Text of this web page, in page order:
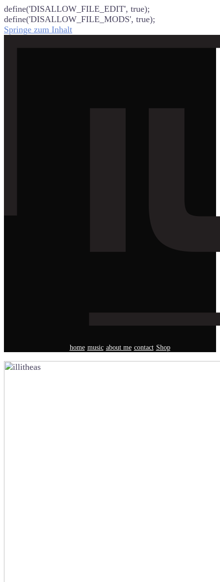
define('DISALLOW_FILE_EDIT', true);
define('DISALLOW_FILE_MODS', true);
Springe zum Inhalt
home music about me contact Shop